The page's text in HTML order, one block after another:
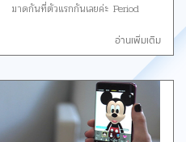
ที่ตัวแรกกันเลยค่ะ Period
กยิ่งขึ้นจากการศึกษาข้อมูลทาง
เวลาการตกไข่เพื่อไม่ให้พลาดช่วงเวลาดีๆ
นการป้องกันการตั้งครรภ์ได้อีกด้วย
พของเรา ไม่ว่าจะเป็น อาการก่อนมี
น การออกกำลังการ และอื่นๆ และยังมี
ด iOS / Android Period
อ่านเพิ่มเติม